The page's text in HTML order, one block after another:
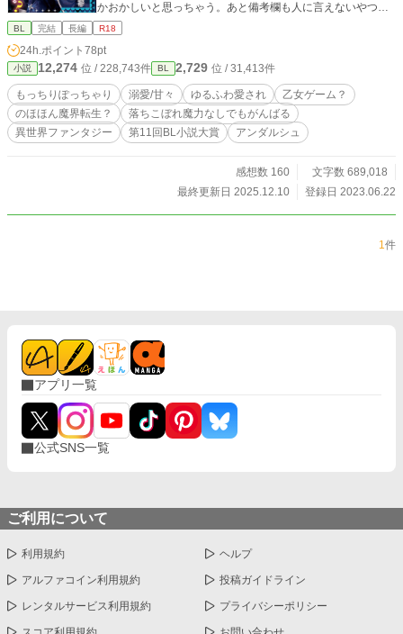
かおかしいと思っちゃう。あと備考欄も人に言えないやつだ
よね？ ぼくの備考欄には『悪役令嬢の兄（尻拭い）』と書
ろいろあるけど。まぁいいや。 ぼくに優しくしてくれる超
絶美形の長兄、レオンハルト。ちょっと言葉のきつい次兄の
ラーディン。おそらく悪役令嬢で、ぼくが死にかかっても高
らかに笑う妹のディエンヌ。気の弱い異母弟のシュナイツ、
という兄弟に囲まれた、もっちりなぼくの悪魔城ライフで
す。 さらに、従兄弟のマルチェロやマリーベル、ラーディ
学友のエドガーという友達も巻き込んでのドタバタ魔王学園
乙女ゲームストーリーもあるよ。 え？ 乙女ゲーム？ なに
ベルズb賞をいただきました。 さらに、２０２５年三月中旬
き、ありがとうございます。書籍化に伴い設定が変更された
BL 完結 長編 R18
24h.ポイント 78pt
小説 12,274 位 / 228,743件 BL 2,729 位 / 31,413件
もっちりぽっちゃり 溺愛/甘々 ゆるふわ愛され
乙女ゲーム？
のほほん魔界転生？
落ちこぼれ魔力なしでもがんばる
異世界ファンタジー
第11回BL小説大賞 アンダルシュ
感想数 160
文字数 689,018
最終更新日 2025.12.10
登録日 2023.06.22
1件
アプリ一覧
公式SNS一覧
ご利用について
利用規約 ヘルプ
アルファコイン利用規約 投稿ガイドライン
レンタルサービス利用規約 プライバシーポリシー